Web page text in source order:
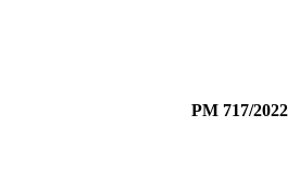
PM 717/2022